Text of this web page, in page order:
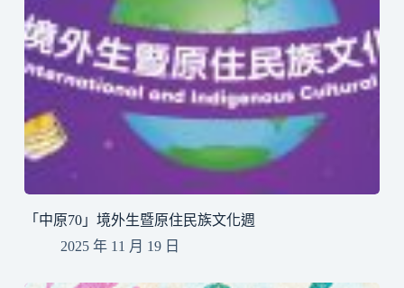
「中原70」境外生暨原住民族文化週
2025 年 11 月 19 日